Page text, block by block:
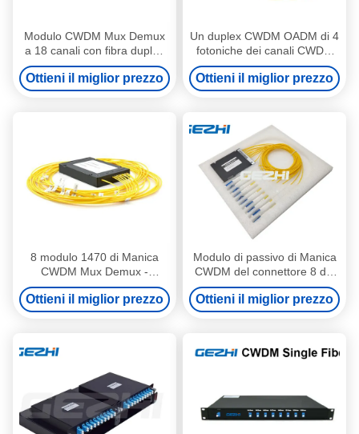
Modulo CWDM Mux Demux
a 18 canali con fibra duplex
in telaio rackmount da 19" 1U
Ottieni il miglior prezzo
Un duplex CWDM OADM di 4
fotoniche dei canali CWDM
Mux Demux per traffico di
ovest ed orientale
Ottieni il miglior prezzo
8 modulo 1470 di Manica
CWDM Mux Demux -
1610nm LC per il sistema
della rete
Ottieni il miglior prezzo
Modulo di passivo di Manica
CWDM del connettore 8 del
PC di LC della porta di
aggiornamento
Ottieni il miglior prezzo